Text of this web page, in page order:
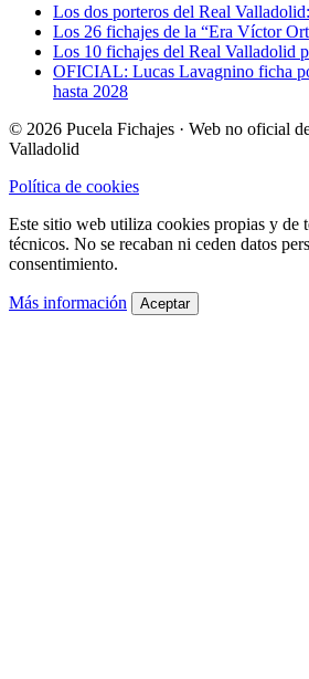
Los dos porteros del Real
Los 26 fichajes de la “Era Víctor
Los 10 fichajes del Real Valladolid
OFICIAL: Lucas Lavagnino ficha
hasta 2028
© 2026 Pucela Fichajes · Web no oficial
Valladolid
Política de cookies
Este sitio web utiliza cookies propias y de
técnicos. No se recaban ni ceden datos
consentimiento.
Más información Aceptar